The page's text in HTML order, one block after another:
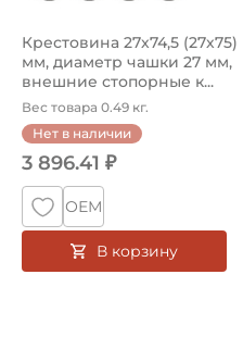
Крестовина 27х74,5 (27х75)
мм, диаметр чашки 27 мм,
внешние стопорные к...
Вес товара 0.49 кг.
Нет в наличии
3 896.41 ₽
ОЕМ
В корзину